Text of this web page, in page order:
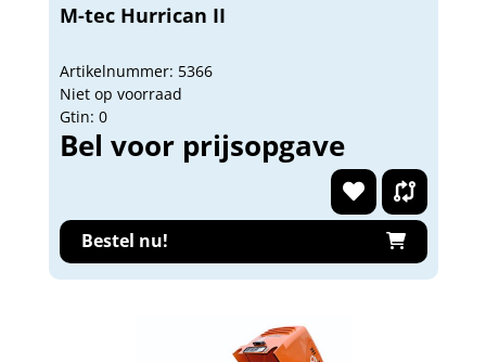
M-tec Hurrican II
Artikelnummer: 5366
Niet op voorraad
Gtin: 0
Bel voor prijsopgave
Bestel nu!